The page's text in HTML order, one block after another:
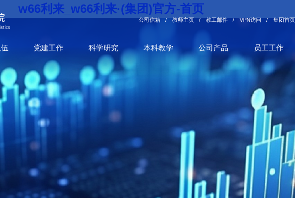
w66利来_w66利来·(集团)官方-首页
公司信箱 / 教师主页 / 教工邮件 / VPN访问 / 集团首页
党建工作 科学研究 本科教学 公司产品 员工工作